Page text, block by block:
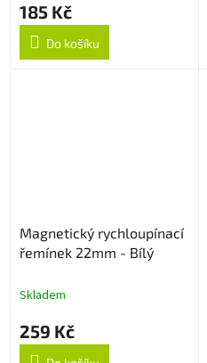
185 Kč
Do košíku
Magnetický rychloupínací
řemínek 22mm - Bílý
Skladem
259 Kč